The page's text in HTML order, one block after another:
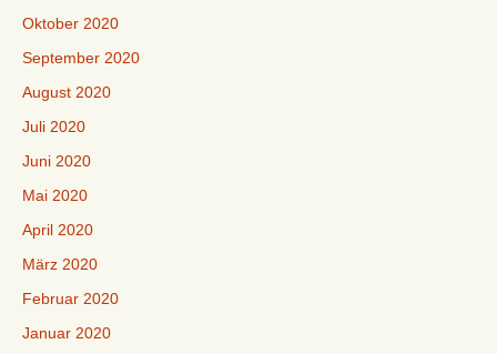
Oktober 2020
September 2020
August 2020
Juli 2020
Juni 2020
Mai 2020
April 2020
März 2020
Februar 2020
Januar 2020